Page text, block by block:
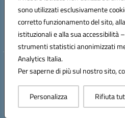
sono utilizzati esclusivamente
corretto funzionamento del sito,
istituzionali e alla sua accessibilità
strumenti statistici anonimizzati
Analytics Italia.
Per saperne di più sul nostro sito,
Personalizza Rifiuta
Codice meccanografico:BAPC150004
Codice Indice delle Pubbliche
Codice unico di fatturazione (CUF):
Hosting & Powered
Concept & Design